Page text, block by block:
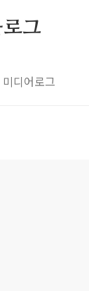
그
미디어로그